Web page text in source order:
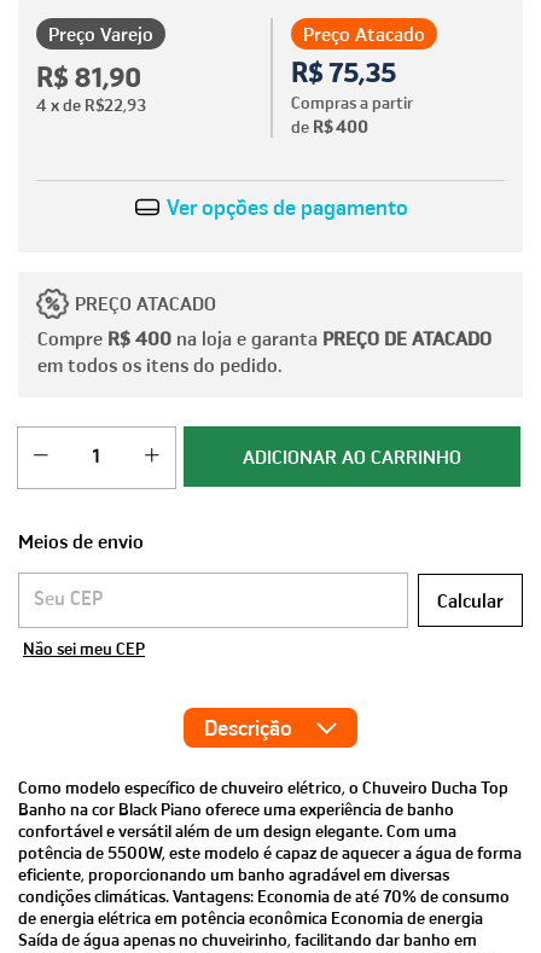
Preço Atacado
R$ 75,35
Compras a partir
de R$ 400
Preço Varejo
R$ 81,90
4x de R$22,93
Ver opções de pagamento
PREÇO ATACADO
Compre R$ 400 na loja e garanta PREÇO DE ATACADO
em todos os itens do pedido.
Meios de envio
Entregas para o CEP:
Calcular
Não sei meu CEP
Descrição
Como modelo específico de chuveiro elétrico, o Chuveiro Ducha Top
Banho na cor Black Piano oferece uma experiência de banho
confortável e versátil além de um design elegante. Com uma
potência de 5500W, este modelo é capaz de aquecer a água de forma
eficiente, proporcionando um banho agradável em diversas
condições climáticas. Vantagens: Economia de até 70% de consumo
de energia elétrica em potência econômica Economia de energia
Saída de água apenas no chuveirinho, facilitando dar banho em